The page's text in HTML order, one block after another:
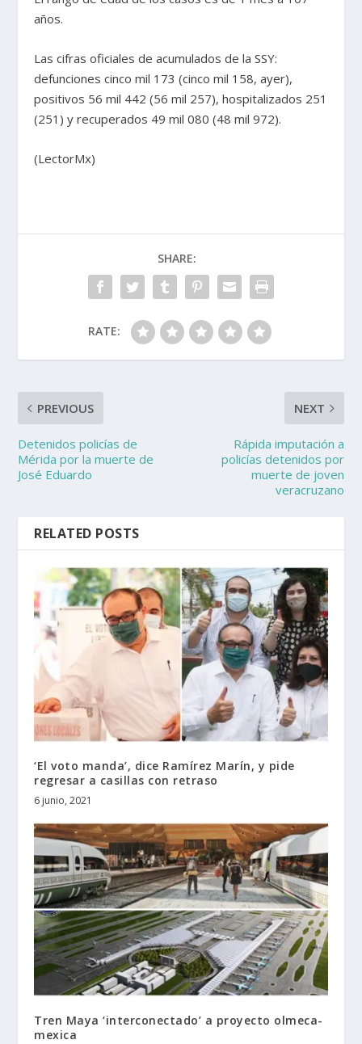
años.
Las cifras oficiales de acumulados de la SSY:
defunciones cinco mil 173 (cinco mil 158, ayer),
positivos 56 mil 442 (56 mil 257), hospitalizados 251
(251) y recuperados 49 mil 080 (48 mil 972).
(LectorMx)
SHARE:
RATE:
PREVIOUS
Detenidos policías de
Mérida por la muerte de
José Eduardo
NEXT
Rápida imputación a
policías detenidos por
muerte de joven
veracruzano
RELATED POSTS
‘El voto manda’, dice Ramírez Marín, y pide
regresar a casillas con retraso
6 junio, 2021
Tren Maya ‘interconectado’ a proyecto olmeca-
mexica